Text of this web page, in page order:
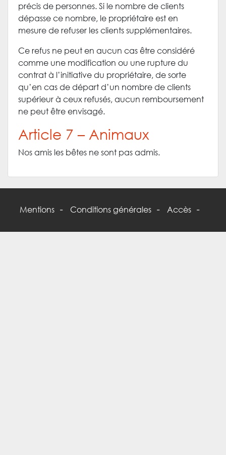
précis de personnes. Si le nombre de clients
dépasse ce nombre, le propriétaire est en
mesure de refuser les clients supplémentaires.
Ce refus ne peut en aucun cas être considéré
comme une modification ou une rupture du
contrat à l’initiative du propriétaire, de sorte
qu’en cas de départ d’un nombre de clients
supérieur à ceux refusés, aucun remboursement
ne peut être envisagé.
Article 7 – Animaux
Nos amis les bêtes ne sont pas admis.
Mentions - Conditions générales - Accès -